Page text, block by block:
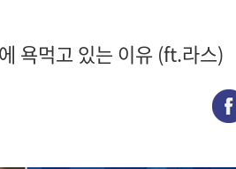
욕먹고 있는 이유 (ft.라스)